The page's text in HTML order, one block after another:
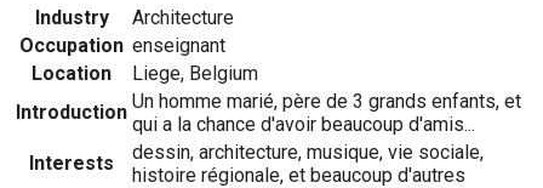
Industry
Architecture
Occupation enseignant
Location
Liege, Belgium
Introduction Un homme marié, père de 3 grands enfants, et
qui a la chance d'avoir beaucoup d'amis...
Interests
dessin, architecture, musique, vie sociale,
histoire régionale, et beaucoup d'autres